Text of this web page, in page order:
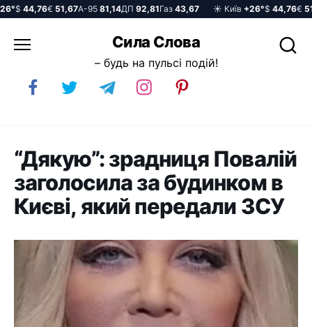
$44,76€51,67А-9581,14ДП92,81Газ43,67 ☀️ Київ+26°$44,76€
до
Сила Слова
– будь на пульсі подій!
“Дякую”: зрадниця Повалій
заголосила за будинком в
Києві, який передали ЗСУ